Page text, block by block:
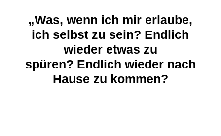
„Was, wenn ich mir erlaube,
ich selbst zu sein? Endlich
wieder etwas zu
spüren? Endlich wieder nach
Hause zu kommen?